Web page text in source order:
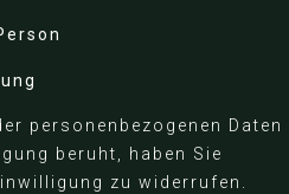
personenbezogenen Daten
beruht, haben Sie
zu widerrufen.